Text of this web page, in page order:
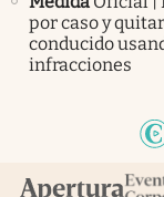
por caso y
conducido
infracciones